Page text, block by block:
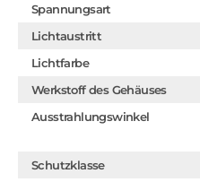
Spannungsart
Lichtaustritt
Lichtfarbe
Werkstoff des Gehäuses
Ausstrahlungswinkel
Schutzklasse